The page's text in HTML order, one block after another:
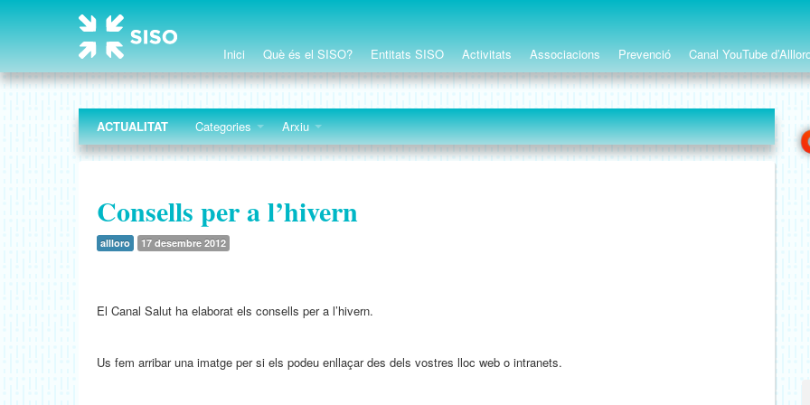
Inici Què és el SISO? Entitats SISO Activitats Associacions Prevenció Canal YouTube
ACTUALITAT Categories Arxiu
Consells per a l’hivern
allloro 17 desembre 2012
El Canal Salut ha elaborat els consells per a l’hivern.
Us fem arribar una imatge per si els podeu enllaçar des dels vostres lloc web o intranets.